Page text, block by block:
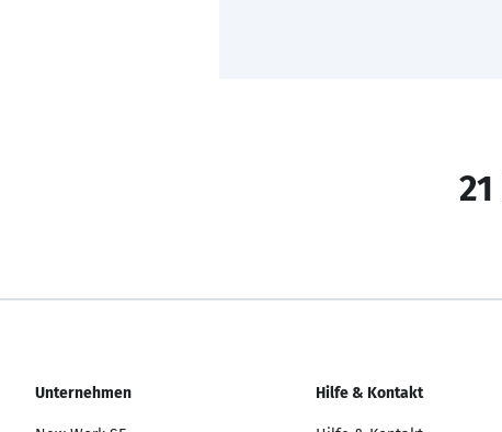
Unternehmen Hilfe & Kontakt